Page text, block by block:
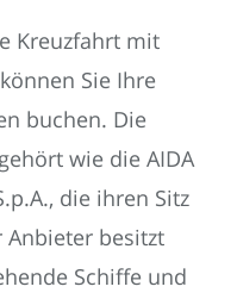
Kreuzfahrt mit
Sie Ihre
buchen. Die
wie die AIDA
die ihren Sitz
Anbieter besitzt
Schiffe und